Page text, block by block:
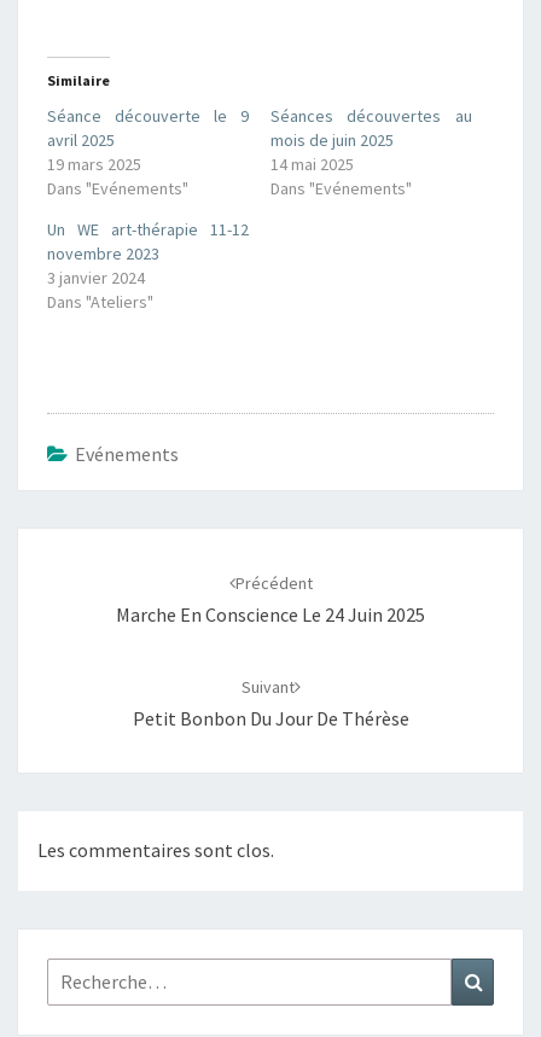
Similaire
Séance découverte le 9
avril 2025
19 mars 2025
Dans "Evénements"
Séances découvertes au
mois de juin 2025
14 mai 2025
Dans "Evénements"
Un WE art-thérapie 11-12
novembre 2023
3 janvier 2024
Dans "Ateliers"
Evénements
Précédent
Marche En Conscience Le 24 Juin 2025
Suivant
Petit Bonbon Du Jour De Thérèse
Les commentaires sont clos.
Rechercher :